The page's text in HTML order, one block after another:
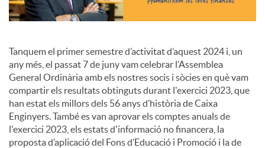
i
a
l
s
Tanquem el primer semestre d’activitat d’aquest 2024 i, un
any més, el passat 7 de juny vam celebrar l’Assemblea
General Ordinària amb els nostres socis i sòcies en què vam
compartir els resultats obtinguts durant l'exercici 2023, que
han estat els millors dels 56 anys d’història de Caixa
Enginyers. També es van aprovar els comptes anuals de
l'exercici 2023, els estats d'informació no financera, la
proposta d’aplicació del Fons d’Educació i Promoció i la de